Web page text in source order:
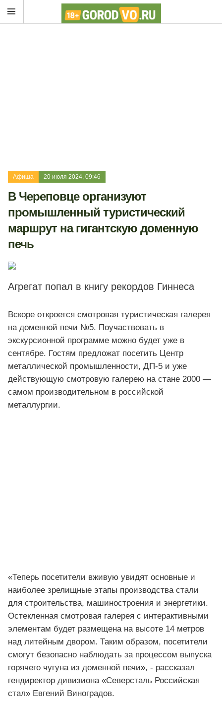
Афиша 20 июля 2024, 09:46
В Череповце организуют
промышленный туристический
маршрут на гигантскую доменную
печь
Агрегат попал в книгу рекордов Гиннеса
Вскоре откроется смотровая туристическая галерея
на доменной печи №5. Поучаствовать в
экскурсионной программе можно будет уже в
сентябре. Гостям предложат посетить Центр
металлической промышленности, ДП-5 и уже
действующую смотровую галерею на стане 2000 —
самом производительном в российской
металлургии.
«Теперь посетители вживую увидят основные и
наиболее зрелищные этапы производства стали
для строительства, машиностроения и энергетики.
Остекленная смотровая галерея с интерактивными
элементам будет размещена на высоте 14 метров
над литейным двором. Таким образом, посетители
смогут безопасно наблюдать за процессом выпуска
горячего чугуна из доменной печи», - рассказал
гендиректор дивизиона «Северсталь Российская
стал» Евгений Виноградов.